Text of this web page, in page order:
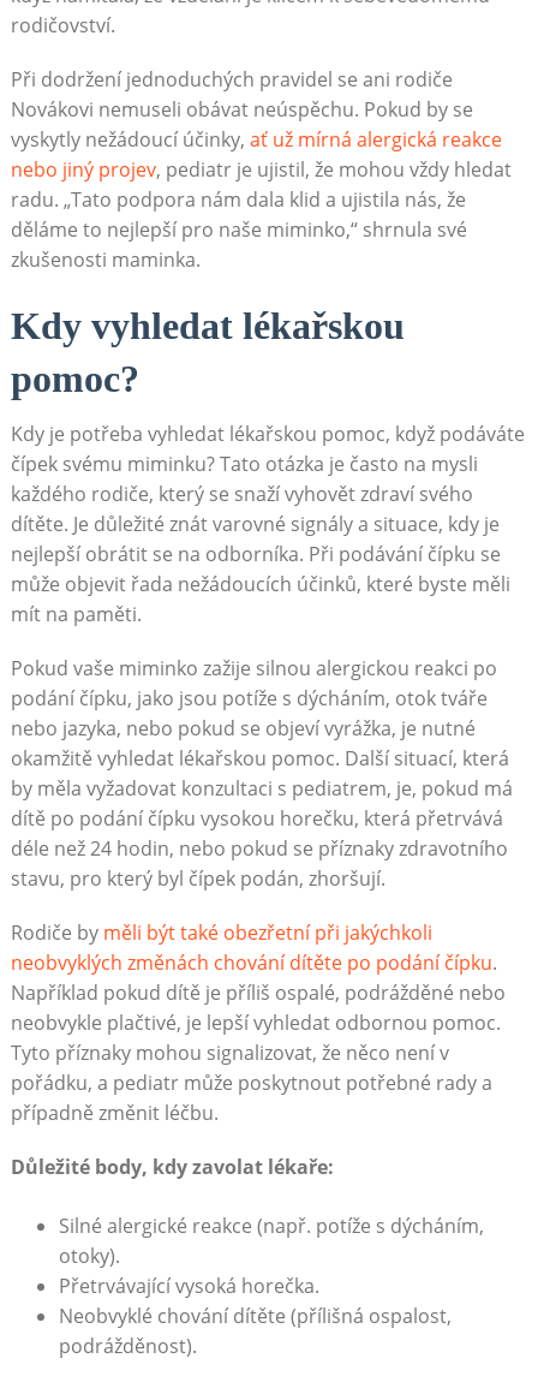
rodičovství.
Při dodržení jednoduchých pravidel se ani rodiče
Novákovi nemuseli obávat neúspěchu. Pokud by se
vyskytly nežádoucí účinky, ať už mírná alergická reakce
nebo jiný projev, pediatr je ujistil, že mohou vždy hledat
radu. „Tato podpora nám dala klid a ujistila nás, že
děláme to nejlepší pro naše miminko,“ shrnula své
zkušenosti maminka.
Kdy vyhledat lékařskou
pomoc?
Kdy je potřeba vyhledat lékařskou pomoc, když podáváte
čípek svému miminku? Tato otázka je často na mysli
každého rodiče, který se snaží vyhovět zdraví svého
dítěte. Je důležité znát varovné signály a situace, kdy je
nejlepší obrátit se na odborníka. Při podávání čípku se
může objevit řada nežádoucích účinků, které byste měli
mít na paměti.
Pokud vaše miminko zažije silnou alergickou reakci po
podání čípku, jako jsou potíže s dýcháním, otok tváře
nebo jazyka, nebo pokud se objeví vyrážka, je nutné
okamžitě vyhledat lékařskou pomoc. Další situací, která
by měla vyžadovat konzultaci s pediatrem, je, pokud má
dítě po podání čípku vysokou horečku, která přetrvává
déle než 24 hodin, nebo pokud se příznaky zdravotního
stavu, pro který byl čípek podán, zhoršují.
Rodiče by měli být také obezřetní při jakýchkoli
neobvyklých změnách chování dítěte po podání čípku.
Například pokud dítě je příliš ospalé, podrážděné nebo
neobvykle plačtivé, je lepší vyhledat odbornou pomoc.
Tyto příznaky mohou signalizovat, že něco není v
pořádku, a pediatr může poskytnout potřebné rady a
případně změnit léčbu.
Důležité body, kdy zavolat lékaře:
Silné alergické reakce (např. potíže s dýcháním,
otoky).
Přetrvávající vysoká horečka.
Neobvyklé chování dítěte (přílišná ospalost,
podrážděnost).